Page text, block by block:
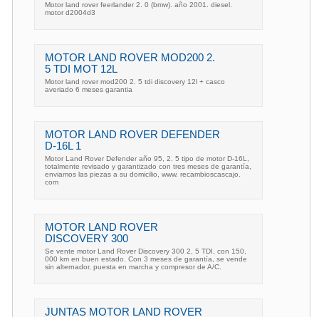
Motor land rover feerlander 2. 0 (bmw). año 2001. diesel.
motor d2004d3
MOTOR LAND ROVER MOD200 2.
5 TDI MOT 12L
Motor land rover mod200 2. 5 tdi discovery 12l + casco
averiado 6 meses garantia
MOTOR LAND ROVER DEFENDER
D-16L 1
Motor Land Rover Defender año 95, 2. 5 tipo de motor D-16L,
totalmente revisado y garantizado con tres meses de garantía,
enviamos las piezas a su domicilio, www. recambioscascajo.
com
MOTOR LAND ROVER
DISCOVERY 300
Se vente motor Land Rover Discovery 300 2, 5 TDI, con 150,
000 km en buen estado. Con 3 meses de garantía, se vende
sin alternador, puesta en marcha y compresor de A/C.
JUNTAS MOTOR LAND ROVER